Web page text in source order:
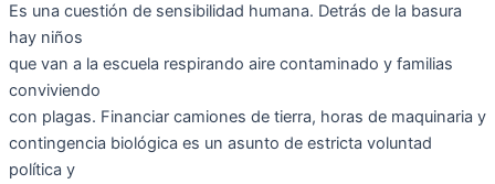
Es una cuestión de sensibilidad humana. Detrás de la basura
hay niños
que van a la escuela respirando aire contaminado y familias
conviviendo
con plagas. Financiar camiones de tierra, horas de maquinaria y
contingencia biológica es un asunto de estricta voluntad
política y